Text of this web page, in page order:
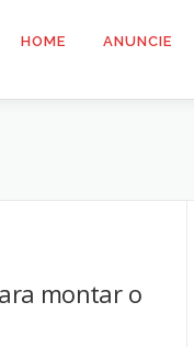
HOME ANUNCIE
montar o